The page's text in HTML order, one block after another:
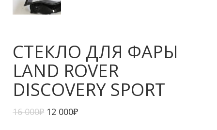
СТЕКЛО ДЛЯ ФАРЫ
LAND ROVER
DISCOVERY SPORT
16 000₽ 12 000₽